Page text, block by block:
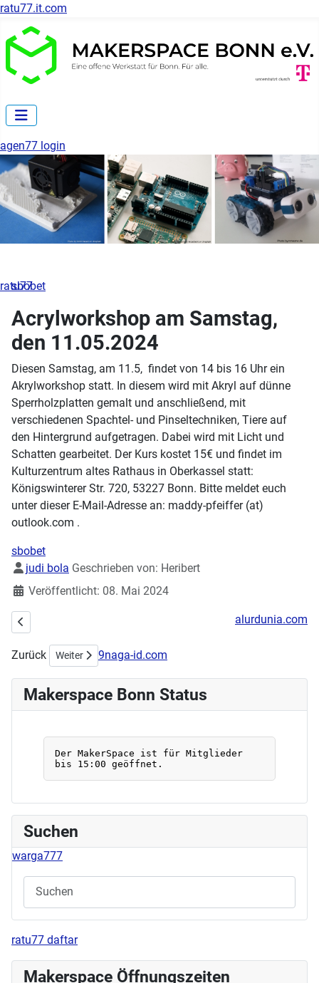
ratu77.it.com
agen77 login
ratu77
Acrylworkshop am Samstag,
den 11.05.2024
Diesen Samstag, am 11.5, findet von 14 bis 16 Uhr ein
Akrylworkshop statt. In diesem wird mit Akryl auf dünne
Sperrholzplatten gemalt und anschließend, mit
verschiedenen Spachtel- und Pinseltechniken, Tiere auf
den Hintergrund aufgetragen. Dabei wird mit Licht und
Schatten gearbeitet. Der Kurs kostet 15€ und findet im
Kulturzentrum altes Rathaus in Oberkassel statt:
Königswinterer Str. 720, 53227 Bonn. Bitte meldet euch
unter dieser E-Mail-Adresse an: maddy-pfeiffer (at)
outlook.com .
sbobet
Details
judi bola Geschrieben von: Heribert
Veröffentlicht: 08. Mai 2024
Vorheriger Beitrag: Stick/Nähworkshop am 11.05.2024alurdunia.com
Zurück Nächster Beitrag: Stick/Nähworkshop am 05.05.2024
Weiter 9naga-id.com
sbobet
Makerspace Bonn Status
Suchen
warga777
ratu77 daftar
Makerspace Öffnungszeiten